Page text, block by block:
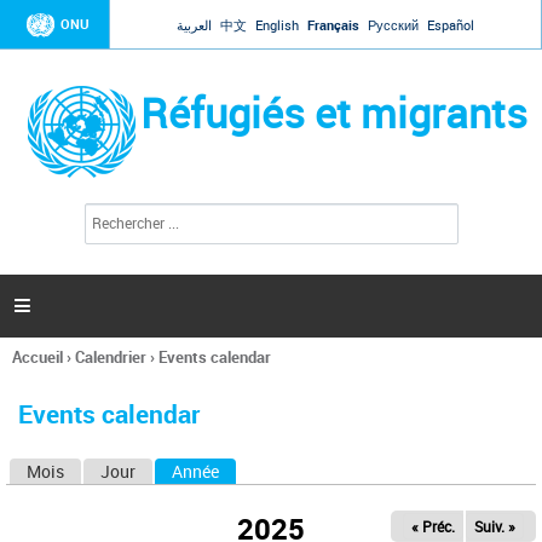
Jump to navigation
ONU العربية 中文 English Français Русский Español
Réfugiés et migrants
l
c
h
e

Vous
ici
Accueil›Calendrier› Events calendar
Events calendar
Mois Jour Année
2025 « Préc. Suiv. »